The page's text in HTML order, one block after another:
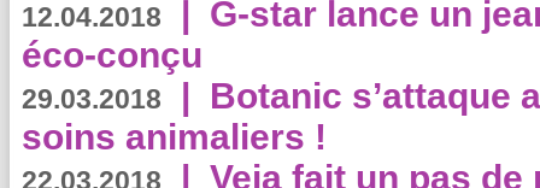
12.04.2018 | G-star lance un
éco-conçu
29.03.2018 | Botanic s’attaque
soins animaliers !
22.03.2018 | Veja fait un pas de